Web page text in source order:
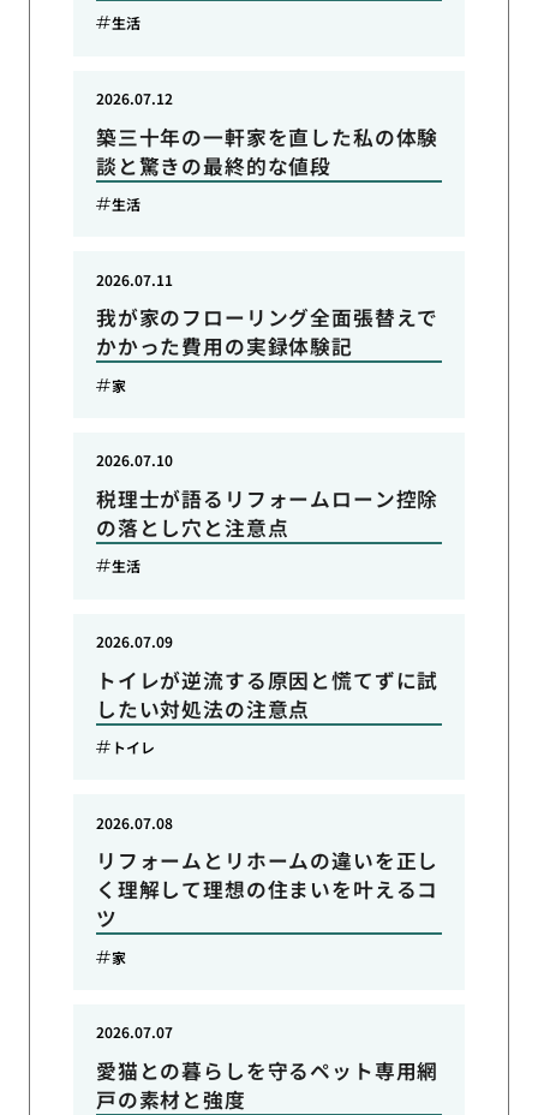
生活
築三十年の一軒家を直した私の体験
談と驚きの最終的な値段
2026.07.12
生活
我が家のフローリング全面張替えで
かかった費用の実録体験記
2026.07.11
家
税理士が語るリフォームローン控除
の落とし穴と注意点
2026.07.10
生活
トイレが逆流する原因と慌てずに試
したい対処法の注意点
2026.07.09
トイレ
リフォームとリホームの違いを正し
く理解して理想の住まいを叶えるコ
ツ
2026.07.08
家
愛猫との暮らしを守るペット専用網
戸の素材と強度
2026.07.07